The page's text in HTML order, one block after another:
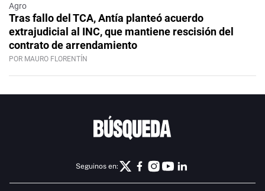
Agro
Tras fallo del TCA, Antía planteó acuerdo
extrajudicial al INC, que mantiene rescisión del
contrato de arrendamiento
POR MAURO FLORENTÍN
Seguinos en: